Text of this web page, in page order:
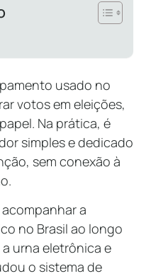
usado no
votos em eleições,
Na prática, é
simples e dedicado
sem conexão à
a
no Brasil ao longo
urna eletrônica e
o sistema de